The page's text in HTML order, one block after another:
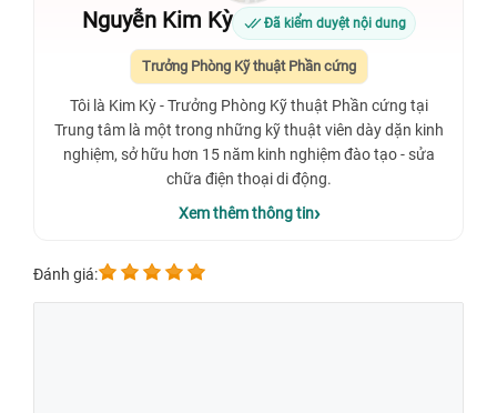
Nguyễn Kim Kỳ Đã kiểm duyệt nội dung
Trưởng Phòng Kỹ thuật Phần cứng
Tôi là Kim Kỳ - Trưởng Phòng Kỹ thuật Phần cứng tại
Trung tâm là một trong những kỹ thuật viên dày dặn kinh
nghiệm, sở hữu hơn 15 năm kinh nghiệm đào tạo - sửa
chữa điện thoại di động.
Xem thêm thông tin
Đánh giá: